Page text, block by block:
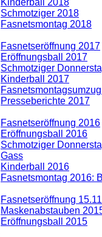
Kinderball 2018
Schmotziger 2018
Fasnetsmontag 2018
Fasnetseröffnung 2017
Eröffnungsball 2017
Schmotziger
Kinderball 2017
Presseberichte 2017
Fasnetseröffnung 2016
Eröffnungsball 2016
Schmotziger
Gass
Kinderball 2016
Fasnetsmontag 2016:
Fasnetseröffnung
Maskenabstauben
Eröffnungsball 2015